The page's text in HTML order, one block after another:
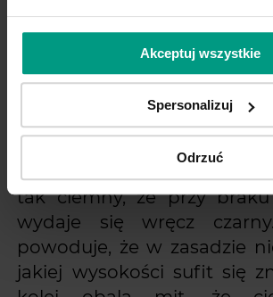
Akceptuj wszystkie
Spersonalizuj
Odrzuć
Zastosowałam ciemny
pomieszczeniu w holu, tuż
Jest mocnym akcentem,
nie do niezauważenia.
buduje spektakularny,
żyrandol. To właśnie
tak ciemny, że przy
wydaje się wręcz
powoduje, że w zasadzie
jakiej wysokości sufit się